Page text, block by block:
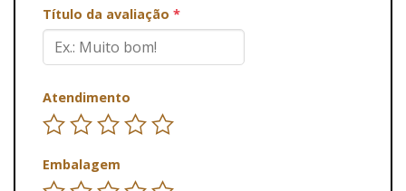
Título da avaliação *
Atendimento
Embalagem